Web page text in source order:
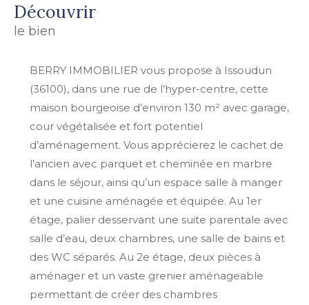
découvrir
le bien
BERRY IMMOBILIER vous propose à Issoudun
(36100), dans une rue de l’hyper-centre, cette
maison bourgeoise d’environ 130 m² avec garage,
cour végétalisée et fort potentiel
d’aménagement. Vous apprécierez le cachet de
l’ancien avec parquet et cheminée en marbre
dans le séjour, ainsi qu’un espace salle à manger
et une cuisine aménagée et équipée. Au 1er
étage, palier desservant une suite parentale avec
salle d’eau, deux chambres, une salle de bains et
des WC séparés. Au 2e étage, deux pièces à
aménager et un vaste grenier aménageable
permettant de créer des chambres